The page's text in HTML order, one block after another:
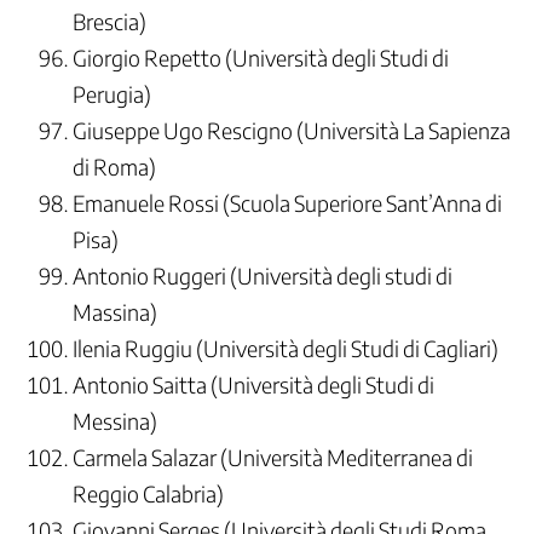
Brescia)
Giorgio Repetto (Università degli Studi di
Perugia)
⁠Giuseppe Ugo Rescigno (Università La Sapienza
di Roma)
Emanuele Rossi (Scuola Superiore Sant’Anna di
Pisa)
Antonio Ruggeri (Università degli studi di
Massina)
Ilenia Ruggiu (Università degli Studi di Cagliari)
Antonio Saitta (Università degli Studi di
Messina)
Carmela Salazar (Università Mediterranea di
Reggio Calabria)